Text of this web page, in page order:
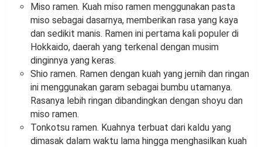
Miso ramen. Kuah miso ramen menggunakan pasta
miso sebagai dasarnya, memberikan rasa yang kaya
dan sedikit manis. Ramen ini pertama kali populer di
Hokkaido, daerah yang terkenal dengan musim
dinginnya yang keras.
Shio ramen. Ramen dengan kuah yang jernih dan ringan
ini menggunakan garam sebagai bumbu utamanya.
Rasanya lebih ringan dibandingkan dengan shoyu dan
miso ramen.
Tonkotsu ramen. Kuahnya terbuat dari kaldu yang
dimasak dalam waktu lama hingga menghasilkan kuah